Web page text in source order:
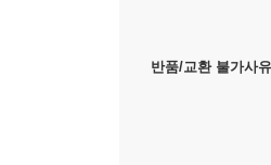
반품/교환 불가사유